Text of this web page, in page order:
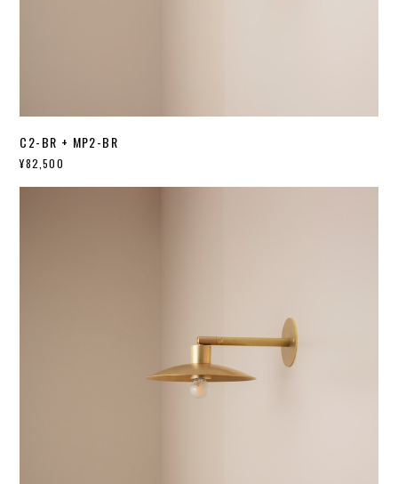
C2-BR + MP2-BR
¥82,500